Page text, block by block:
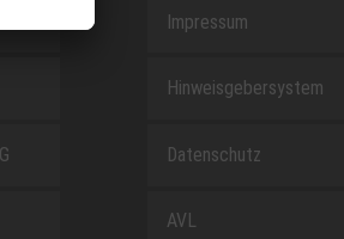
Impressum
Hinweisgebersystem
Datenschutz
AVL